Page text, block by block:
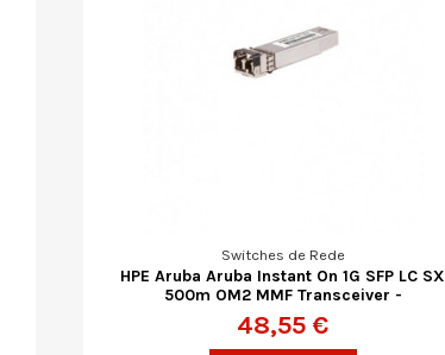
Switches de Rede
HPE Aruba Aruba Instant On 1G SFP LC SX
500m OM2 MMF Transceiver -
48,55 €